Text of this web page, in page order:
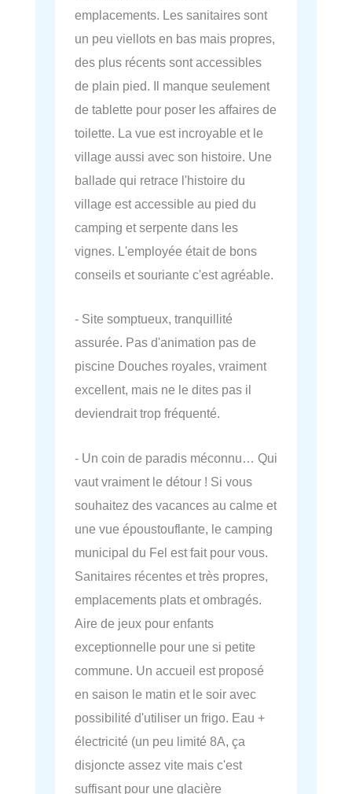
emplacements. Les sanitaires sont
un peu viellots en bas mais propres,
des plus récents sont accessibles
de plain pied. Il manque seulement
de tablette pour poser les affaires de
toilette. La vue est incroyable et le
village aussi avec son histoire. Une
ballade qui retrace l'histoire du
village est accessible au pied du
camping et serpente dans les
vignes. L'employée était de bons
conseils et souriante c'est agréable.
- Site somptueux, tranquillité
assurée. Pas d'animation pas de
piscine Douches royales, vraiment
excellent, mais ne le dites pas il
deviendrait trop fréquenté.
- Un coin de paradis méconnu… Qui
vaut vraiment le détour ! Si vous
souhaitez des vacances au calme et
une vue époustouflante, le camping
municipal du Fel est fait pour vous.
Sanitaires récentes et très propres,
emplacements plats et ombragés.
Aire de jeux pour enfants
exceptionnelle pour une si petite
commune. Un accueil est proposé
en saison le matin et le soir avec
possibilité d'utiliser un frigo. Eau +
électricité (un peu limité 8A, ça
disjoncte assez vite mais c'est
suffisant pour une glacière